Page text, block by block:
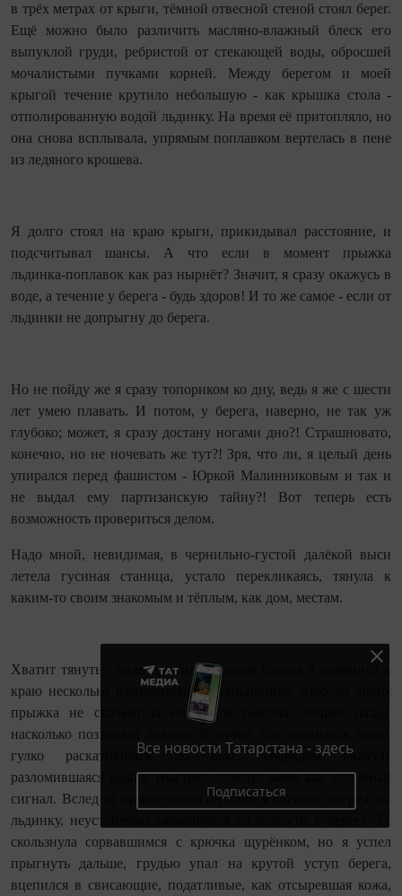
в трёх метрах от крыги, тёмной отвесной стеной стоял берег.
Ещё можно было различить масляно‑влажный блеск его
выпуклой груди, ребристой от стекающей воды, обросшей
мочалистыми пучками корней. Между берегом и моей
крыгой течение крутило небольшую - как крышка стола -
отполированную водой льдинку. На время её притопляло, но
она снова всплывала, упрямым поплавком вертелась в пене
из ледяного крошева.
Я долго стоял на краю крыги, прикидывал расстояние, и
подсчитывал шансы. А что если в момент прыжка
льдинка‑поплавок как раз нырнёт? Значит, я сразу окажусь в
воде, а течение у берега - будь здоров! И то же самое - если от
льдинки не допрыгну до берега.
Но не пойду же я сразу топориком ко дну, ведь я же с шести
лет умею плавать. И потом, у берега, наверно, не так уж
глубоко; может, я сразу достану ногами дно?! Страшновато,
конечно, но не ночевать же тут?! Зря, что ли, я целый день
упирался перед фашистом - Юркой Малинниковым и так и
не выдал ему партизанскую тайну?! Вот теперь есть
возможность провериться делом.
Надо мной, невидимая, в чернильно‑густой далёкой выси
летела гусиная станица, устало перекликаясь, тянула к
каким‑то своим знакомым и тёплым, как дом, местам.
Хватит тянуть - надо прыгать! Носком сапога я подвинул к
краю несколько расплющенных камышинок, чтоб во время
прыжка не скользнула нога, для разгона отошёл назад,
насколько позволяла льдина. В лучке, где начинался затор,
гулко раскатившись по реке, снарядом рванула
разломившаяся крыга. Выстрел толкнул меня как условный
сигнал. Вслед за прыгнувшим сердцем я сиганул вперёд, на
льдинку, неустойчиво качавшуюся на полпути к берегу. Та
скользнула сорвавшимся с крючка щурёнком, но я успел
прыгнуть дальше, грудью упал на крутой уступ берега,
вцепился в свисающие, податливые, как отсыревшая кожа,
Все новости Татарстана - здесь
Подписаться